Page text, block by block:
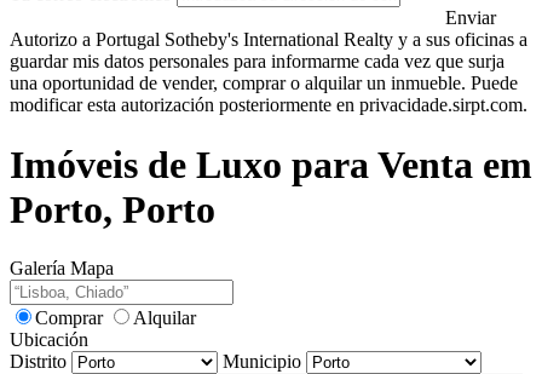
Enviar
Autorizo a Portugal Sotheby's International Realty y a sus oficinas a
guardar mis datos personales para informarme cada vez que surja
una oportunidad de vender, comprar o alquilar un inmueble. Puede
modificar esta autorización posteriormente en privacidade.sirpt.com.
Imóveis de Luxo para Venta em
Porto, Porto
Galería Mapa
Comprar
Alquilar
Ubicación
Distrito
Municipio